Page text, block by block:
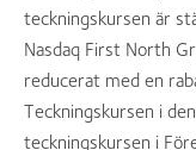
teckningskursen är
Nasdaq First North
reducerat med en
Teckningskursen i
teckningskursen i